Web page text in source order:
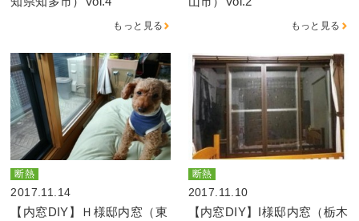
もっと見る もっと見る
断熱
2017.11.14
【内窓DIY】Ｈ様邸内窓（東
断熱
2017.11.10
【内窓DIY】I様邸内窓（栃木